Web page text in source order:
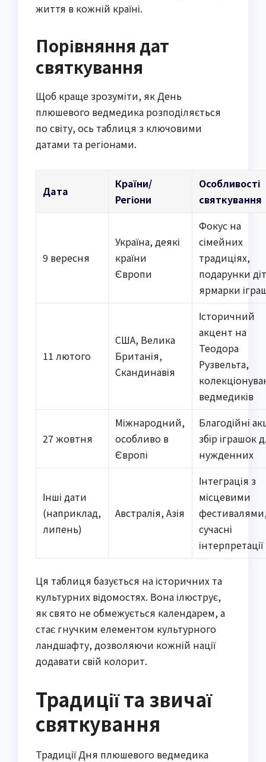
життя в кожній країні.
Порівняння дат
святкування
Щоб краще зрозуміти, як День
плюшевого ведмедика розподіляється
по світу, ось таблиця з ключовими
датами та регіонами.
Дата
Країни/
Регіони
Особливості
святкування
9 вересня
Україна, деякі
країни
Європи
Фокус на
сімейних
традиціях,
подарунки
ярмарки
11 лютого
США, Велика
Британія,
Скандинавія
Історичний
акцент на
Теодора
Рузвельта,
ведмедиків
27 жовтня
Міжнародний,
особливо в
Європі
Благодійні
збір іграшок
нужденних
Інші дати
(наприклад,
липень)
Австралія, Азія
Інтеграція з
місцевими
сучасні
інтерпретації
Ця таблиця базується на історичних та
культурних відомостях. Вона ілюструє,
як свято не обмежується календарем, а
стає гнучким елементом культурного
ландшафту, дозволяючи кожній нації
додавати свій колорит.
Традиції та звичаї
святкування
Традиції Дня плюшевого ведмедика